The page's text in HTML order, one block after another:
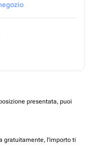
presentata, puoi
gratuitamente, l'importo ti